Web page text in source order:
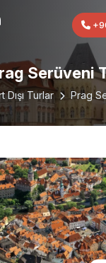
Serüveni
Dışı Turlar Prag